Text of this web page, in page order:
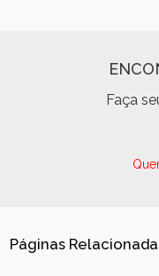
Faça
Páginas